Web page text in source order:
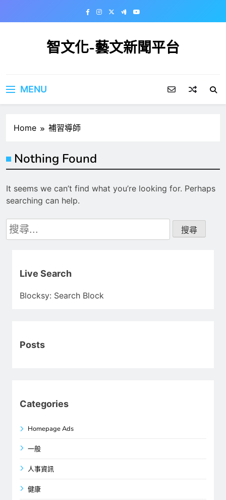
智文化-藝文新聞平台
MENU
Home 補習導師
Nothing Found
It seems we can’t find what you’re looking for. Perhaps
searching can help.
搜
尋
Live Search
Blocksy: Search Block
Posts
Categories
Homepage Ads
一般
人事資訊
健康